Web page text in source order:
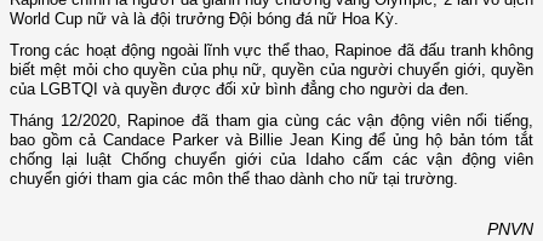
World Cup nữ và là đội trưởng Đội bóng đá nữ Hoa Kỳ.
Trong các hoạt động ngoài lĩnh vực thể thao, Rapinoe đã đấu tranh không
biết mệt mỏi cho quyền của phụ nữ, quyền của người chuyển giới, quyền
của LGBTQI và quyền được đối xử bình đẳng cho người da đen.
Tháng 12/2020, Rapinoe đã tham gia cùng các vận động viên nổi tiếng,
bao gồm cả Candace Parker và Billie Jean King để ủng hộ bản tóm tắt
chống lại luật Chống chuyển giới của Idaho cấm các vận động viên
chuyển giới tham gia các môn thể thao dành cho nữ tại trường.
PNVN